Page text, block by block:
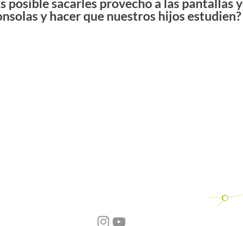
posible sacarles provecho a las pantallas y
y hacer que nuestros hijos estudien?